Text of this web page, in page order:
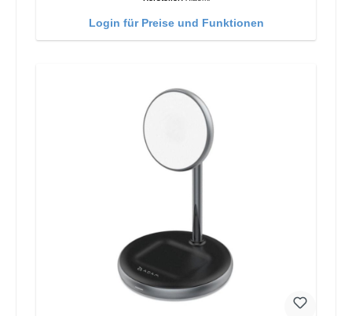
Login für Preise und Funktionen